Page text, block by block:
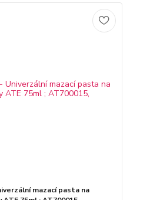
mazací pasta na